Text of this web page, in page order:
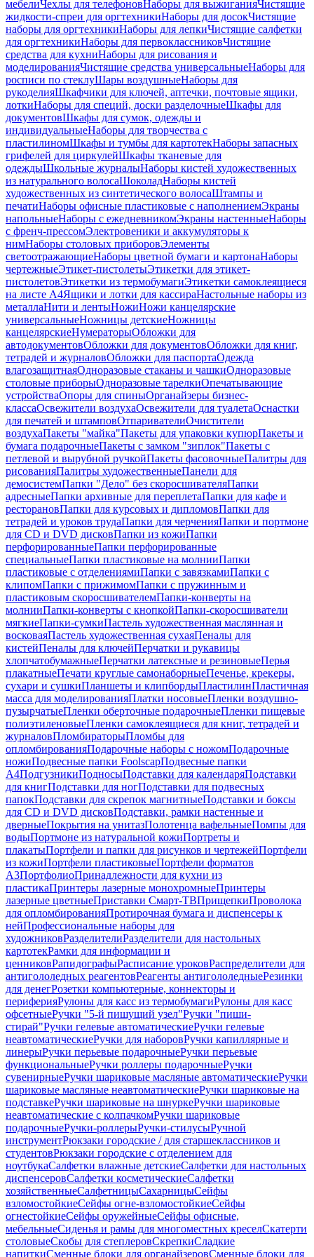
мебелиЧехлы для телефоновНаборы для выжиганияЧистящие
жидкости-спреи для оргтехникиНаборы для досокЧистящие
наборы для оргтехникиНаборы для лепкиЧистящие салфетки
для оргтехникиНаборы для первоклассниковЧистящие
средства для кухниНаборы для рисования и
моделированияЧистящие средства универсальныеНаборы для
росписи по стеклуШары воздушныеНаборы для
рукоделияШкафчики для ключей, аптечки, почтовые ящики,
лоткиНаборы для специй, доски разделочныеШкафы для
документовШкафы для сумок, одежды и
индивидуальныеНаборы для творчества с
пластилиномШкафы и тумбы для картотекНаборы запасных
грифелей для циркулейШкафы тканевые для
одеждыШкольные журналыНаборы кистей художественных
из натурального волосаШоколадНаборы кистей
художественных из синтетического волосаШтампы и
печатиНаборы офисные пластиковые с наполнениемЭкраны
напольныеНаборы с ежедневникомЭкраны настенныеНаборы
с френч-прессомЭлектровеники и аккумуляторы к
нимНаборы столовых приборовЭлементы
светоотражающиеНаборы цветной бумаги и картонаНаборы
чертежныеЭтикет-пистолетыЭтикетки для этикет-
пистолетовЭтикетки из термобумагиЭтикетки самоклеящиеся
на листе А4Ящики и лотки для кассираНастольные наборы из
металлаНити и лентыНожиНожи канцелярские
универсальныеНожницы детскиеНожницы
канцелярскиеНумераторыОбложки для
автодокументовОбложки для документовОбложки для книг,
тетрадей и журналовОбложки для паспортаОдежда
влагозащитнаяОдноразовые стаканы и чашкиОдноразовые
столовые приборыОдноразовые тарелкиОпечатывающие
устройстваОпоры для спиныОрганайзеры бизнес-
классаОсвежители воздухаОсвежители для туалетаОснастки
для печатей и штамповОтпаривателиОчистители
воздухаПакеты "майка"Пакеты для упаковки купюрПакеты и
бумага подарочныеПакеты с замком "зиплок"Пакеты с
петлевой и вырубной ручкойПакеты фасовочныеПалитры для
рисованияПалитры художественныеПанели для
демосистемПапки "Дело" без скоросшивателяПапки
адресныеПапки архивные для переплетаПапки для кафе и
ресторановПапки для курсовых и дипломовПапки для
тетрадей и уроков трудаПапки для черченияПапки и портмоне
для CD и DVD дисковПапки из кожиПапки
перфорированныеПапки перфорированные
специальныеПапки пластиковые на молнииПапки
пластиковые с отделениямиПапки с завязкамиПапки с
клипомПапки с прижимомПапки с пружинным и
пластиковым скоросшивателемПапки-конверты на
молнииПапки-конверты с кнопкойПапки-скоросшиватели
мягкиеПапки-сумкиПастель художественная маслянная и
восковаяПастель художественная сухаяПеналы для
кистейПеналы для ключейПерчатки и рукавицы
хлопчатобумажныеПерчатки латексные и резиновыеПерья
плакатныеПечати круглые самонаборныеПеченье, крекеры,
сухари и сушкиПланшеты и клипбордыПластилинПластичная
масса для моделированияПлатки носовыеПленки воздушно-
пузырчатыеПленки оберточные подарочныеПленки пищевые
полиэтиленовыеПленки самоклеящиеся для книг, тетрадей и
журналовПломбираторыПломбы для
опломбированияПодарочные наборы с ножомПодарочные
ножиПодвесные папки FoolscapПодвесные папки
А4ПодгузникиПодносыПодставки для календаряПодставки
для книгПодставки для ногПодставки для подвесных
папокПодставки для скрепок магнитныеПодставки и боксы
для CD и DVD дисковПодставки, рамки настенные и
дверныеПокрытия на унитазПолотенца вафельныеПомпы для
водыПортмоне из натуральной кожиПортреты и
плакатыПортфели и папки для рисунков и чертежейПортфели
из кожиПортфели пластиковыеПортфели форматов
А3ПортфолиоПринадлежности для кухни из
пластикаПринтеры лазерные монохромныеПринтеры
лазерные цветныеПриставки Смарт-ТВПрищепкиПроволока
для опломбированияПротирочная бумага и диспенсеры к
нейПрофессиональные наборы для
художниковРазделителиРазделители для настольных
картотекРамки для информации и
ценниковРапидографыРасписание уроковРаспределители для
антигололедных реагентовРеагенты антигололедныеРезинки
для денегРозетки компьютерные, коннекторы и
периферияРулоны для касс из термобумагиРулоны для касс
офсетныеРучки "5-й пишущий узел"Ручки "пиши-
стирай"Ручки гелевые автоматическиеРучки гелевые
неавтоматическиеРучки для наборовРучки капиллярные и
линерыРучки перьевые подарочныеРучки перьевые
функциональныеРучки роллеры подарочныеРучки
сувенирныеРучки шариковые масляные автоматическиеРучки
шариковые масляные неавтоматическиеРучки шариковые на
подставкеРучки шариковые на шнуркеРучки шариковые
неавтоматические с колпачкомРучки шариковые
подарочныеРучки-роллерыРучки-стилусыРучной
инструментРюкзаки городские / для старшеклассников и
студентовРюкзаки городские с отделением для
ноутбукаСалфетки влажные детскиеСалфетки для настольных
диспенсеровСалфетки косметическиеСалфетки
хозяйственныеСалфетницыСахарницыСейфы
взломостойкиеСейфы огне-взломостойкиеСейфы
огнестойкиеСейфы оружейныеСейфы офисные,
мебельныеСиденья и рамы для многоместных креселСкатерти
столовыеСкобы для степлеровСкрепкиСладкие
напиткиСменные блоки для органайзеровСменные блоки для